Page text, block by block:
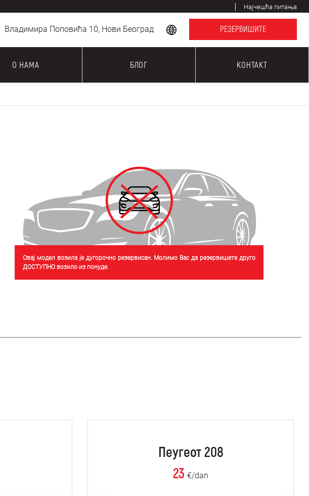
Најчешћа питања
Владимира Поповића 10, Нови Београд РЕЗЕРВИШИТЕ
О НАМА БЛОГ КОНТАКТ
Овај модел возила је дугорочно резервисан. Молимо Вас да резервишете друго
ДОСТУПНО возило из понуде.
Пеугеот 208
23 €/dan